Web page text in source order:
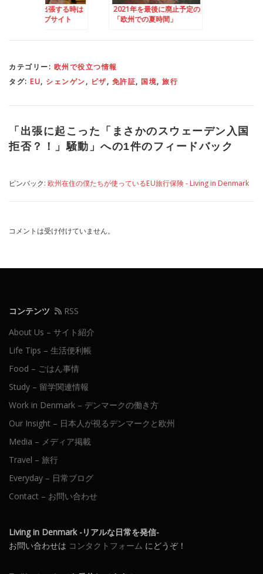
・出張する時は
2021年を最後に廃止予定の
「欧州での夏時間」
欧州ってどこまで？
カテゴリー: 欧州で役立つ情報
タグ: EU, シェンゲン, ビザ, 免許証, 国境, 旅行
「 出張に起こった「まさかのスウェーデン入国
拒否？！」騒動 」への1件のフィードバック
ピンバック: 欧州在住の僕たちが使っているEU旅行保険 - Living in Denmark
コメントは受け付けていません。
コンテンツ
RSS
About Us – サイト紹介
Life Tips – 生活便利帳
Food – ごはん事情
Study – 留学関連情報
Work in Denmark – デンマークの働き方
Our Insight – 日本人が視るデンマークと欧州
Media – メディア掲載
Travel – 旅行
Everyday – 日常ブログ
Contact – お問い合わせ
Living in Denmark -リアルな日常を発信-
お問い合わせは コンタクトフォーム にどうぞ！